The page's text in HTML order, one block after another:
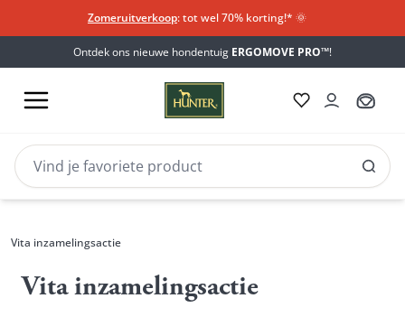
Zomeruitverkoop: tot wel 70% korting!*​ 🌞
Ontdek ons nieuwe hondentuig ERGOMOVE PRO™!
Vita inzamelingsactie
Vita inzamelingsactie